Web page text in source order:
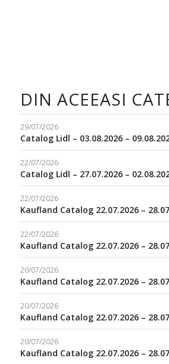
DIN ACEEASI
29/07/2026
Catalog Lidl – 03.08.2026 –
22/07/2026
Catalog Lidl – 27.07.2026 –
22/07/2026
Kaufland Catalog 22.07.2026 –
22/07/2026
Kaufland Catalog 22.07.2026 –
20/07/2026
Kaufland Catalog 22.07.2026 –
20/07/2026
Kaufland Catalog 22.07.2026 –
20/07/2026
Kaufland Catalog 22.07.2026 –